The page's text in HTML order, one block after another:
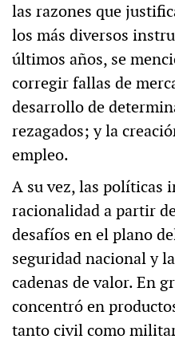
las razones que
los más diversos
últimos años, se
corregir fallas de
desarrollo de
rezagados; y la
empleo.
A su vez, las políticas
racionalidad a partir
desafíos en el plano
seguridad nacional y
cadenas de valor. En
concentró en
tanto civil como